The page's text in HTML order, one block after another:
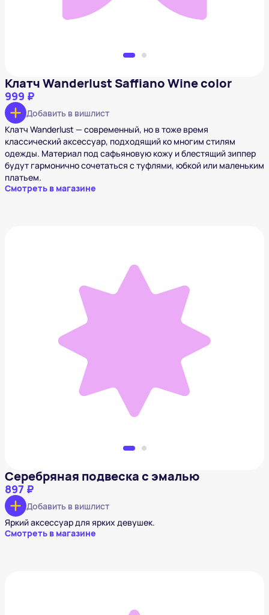
Клатч Wanderlust Saffiano Wine color
999 ₽
Добавить в вишлист
Клатч Wanderlust — современный, но в тоже время
классический аксессуар, подходящий ко многим стилям
одежды. Материал под сафьяновую кожу и блестящий зиппер
будут гармонично сочетаться с туфлями, юбкой или маленьким
платьем.
Смотреть в магазине
Серебряная подвеска с эмалью
Серебряная подвеска с эмалью
897 ₽
Добавить в вишлист
Яркий аксессуар для ярких девушек.
Смотреть в магазине